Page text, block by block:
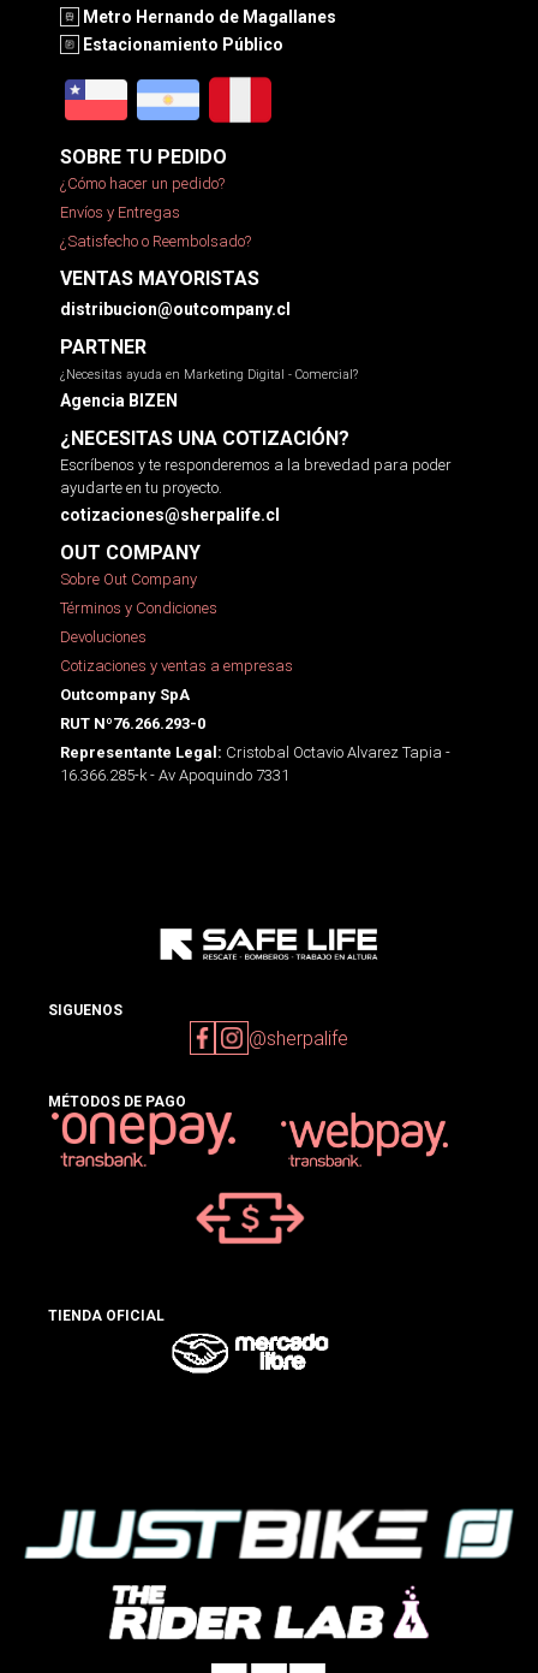
Metro Hernando de Magallanes
Estacionamiento Público
SOBRE TU PEDIDO
¿Cómo hacer un pedido?
Envíos y Entregas
¿Satisfecho o Reembolsado?
VENTAS MAYORISTAS
distribucion@outcompany.cl
PARTNER
¿Necesitas ayuda en Marketing Digital - Comercial?
Agencia BIZEN
¿NECESITAS UNA COTIZACIÓN?
Escríbenos y te responderemos a la brevedad para poder
ayudarte en tu proyecto.
cotizaciones@sherpalife.cl
OUT COMPANY
Sobre Out Company
Términos y Condiciones
Devoluciones
Cotizaciones y ventas a empresas
Outcompany SpA
RUT Nº76.266.293-0
Representante Legal: Cristobal Octavio Alvarez Tapia -
16.366.285-k - Av Apoquindo 7331
SIGUENOS
@sherpalife
MÉTODOS DE PAGO
TIENDA OFICIAL